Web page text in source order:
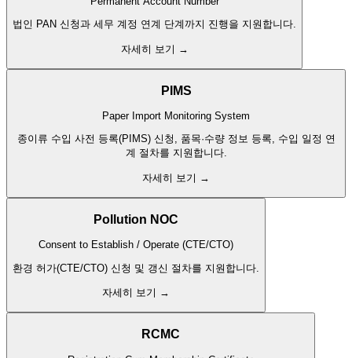
법인 PAN 신청과 세무 계정 연계 단계까지 진행을 지원합니다.
자세히 보기 →
PIMS
Paper Import Monitoring System
종이류 수입 사전 등록(PIMS) 신청, 품목·수량 정보 등록, 수입 일정 연
계 절차를 지원합니다.
자세히 보기 →
Pollution NOC
Consent to Establish / Operate (CTE/CTO)
환경 허가(CTE/CTO) 신청 및 갱신 절차를 지원합니다.
자세히 보기 →
RCMC